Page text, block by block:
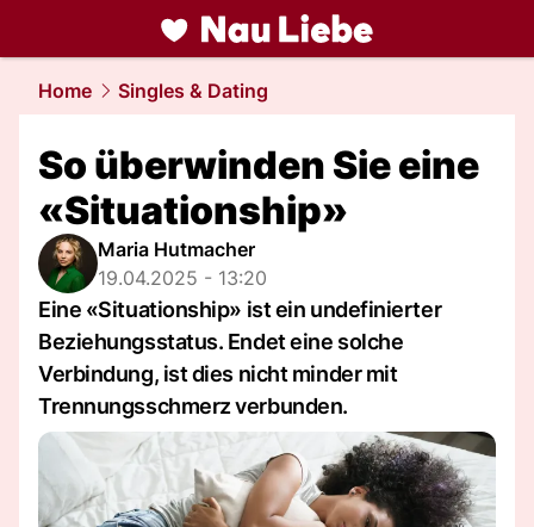
liebe.NAU.ch
Home Singles & Dating
So überwinden Sie eine
«Situationship»
Maria Hutmacher
19.04.2025 - 13:20
Eine «Situationship» ist ein undefinierter
Beziehungsstatus. Endet eine solche
Verbindung, ist dies nicht minder mit
Trennungsschmerz verbunden.